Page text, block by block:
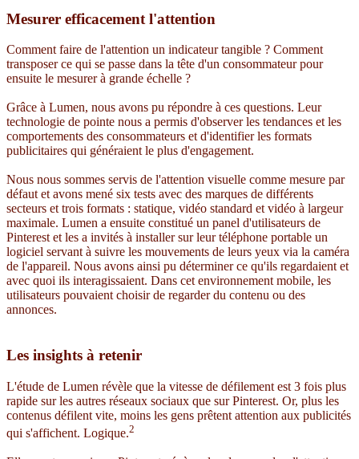
Mesurer efficacement l'attention
Comment faire de l'attention un indicateur tangible ? Comment
transposer ce qui se passe dans la tête d'un consommateur pour
ensuite le mesurer à grande échelle ?
Grâce à Lumen, nous avons pu répondre à ces questions. Leur
technologie de pointe nous a permis d'observer les tendances et les
comportements des consommateurs et d'identifier les formats
publicitaires qui généraient le plus d'engagement.
Nous nous sommes servis de l'attention visuelle comme mesure par
défaut et avons mené six tests avec des marques de différents
secteurs et trois formats : statique, vidéo standard et vidéo à largeur
maximale. Lumen a ensuite constitué un panel d'utilisateurs de
Pinterest et les a invités à installer sur leur téléphone portable un
logiciel servant à suivre les mouvements de leurs yeux via la caméra
de l'appareil. Nous avons ainsi pu déterminer ce qu'ils regardaient et
avec quoi ils interagissaient. Dans cet environnement mobile, les
utilisateurs pouvaient choisir de regarder du contenu ou des
annonces.
Les insights à retenir
L'étude de Lumen révèle que la vitesse de défilement est 3 fois plus
rapide sur les autres réseaux sociaux que sur Pinterest. Or, plus les
contenus défilent vite, moins les gens prêtent attention aux publicités
qui s'affichent. Logique.2